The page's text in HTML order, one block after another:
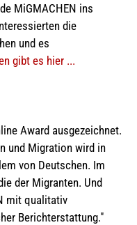
MiGMACHEN ins
die
und es
gibt es hier ...
Award ausgezeichnet.
und Migration wird in
von Deutschen. Im
der Migranten. Und
mit qualitativ
Berichterstattung."